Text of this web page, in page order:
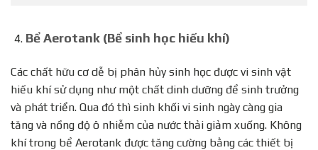
Bể Aerotank (Bể sinh học hiếu khí)
Các chất hữu cơ dễ bị phân hủy sinh học được vi sinh vật
hiếu khí sử dụng như một chất dinh dưỡng để sinh trưởng
và phát triển. Qua đó thì sinh khối vi sinh ngày càng gia
tăng và nồng độ ô nhiễm của nước thải giảm xuống. Không
khí trong bể Aerotank được tăng cường bằng các thiết bị